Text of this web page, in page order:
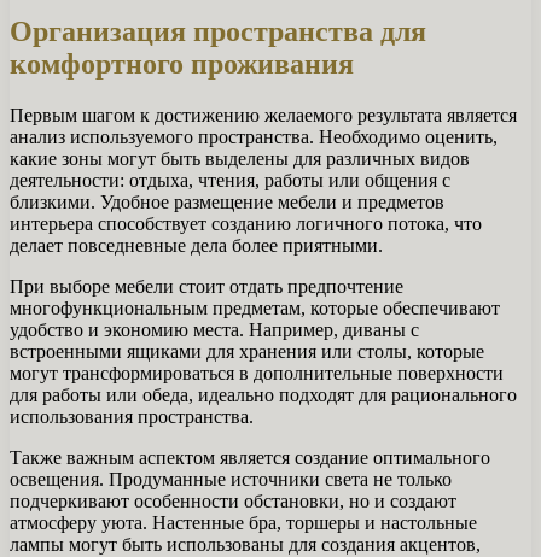
Организация пространства для
комфортного проживания
Первым шагом к достижению желаемого результата является
анализ используемого пространства. Необходимо оценить,
какие зоны могут быть выделены для различных видов
деятельности: отдыха, чтения, работы или общения с
близкими. Удобное размещение мебели и предметов
интерьера способствует созданию логичного потока, что
делает повседневные дела более приятными.
При выборе мебели стоит отдать предпочтение
многофункциональным предметам, которые обеспечивают
удобство и экономию места. Например, диваны с
встроенными ящиками для хранения или столы, которые
могут трансформироваться в дополнительные поверхности
для работы или обеда, идеально подходят для рационального
использования пространства.
Также важным аспектом является создание оптимального
освещения. Продуманные источники света не только
подчеркивают особенности обстановки, но и создают
атмосферу уюта. Настенные бра, торшеры и настольные
лампы могут быть использованы для создания акцентов,